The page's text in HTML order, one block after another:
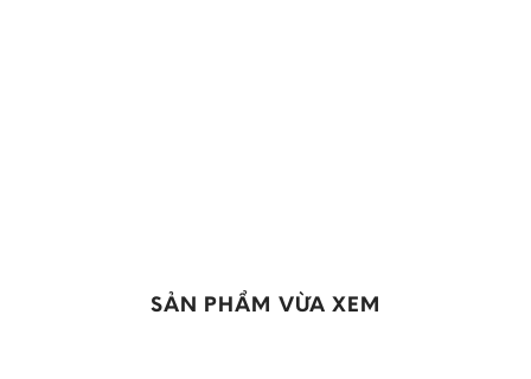
SẢN PHẨM VỪA XEM